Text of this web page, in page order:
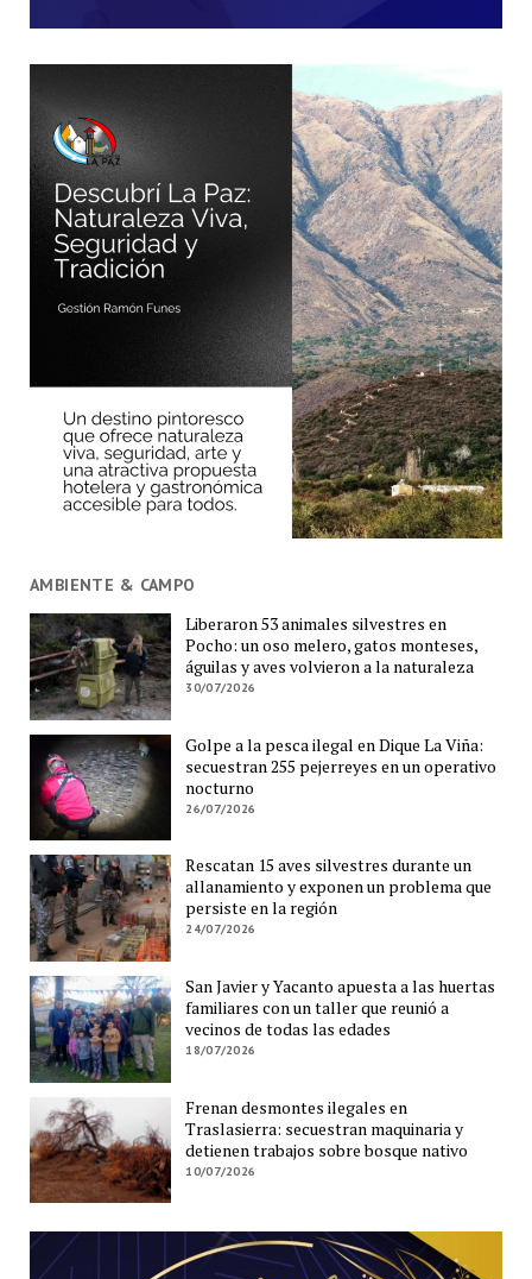
AMBIENTE & CAMPO
Liberaron 53 animales silvestres en
Pocho: un oso melero, gatos monteses,
águilas y aves volvieron a la naturaleza
30/07/2026
Golpe a la pesca ilegal en Dique La Viña:
secuestran 255 pejerreyes en un operativo
nocturno
26/07/2026
Rescatan 15 aves silvestres durante un
allanamiento y exponen un problema que
persiste en la región
24/07/2026
San Javier y Yacanto apuesta a las huertas
familiares con un taller que reunió a
vecinos de todas las edades
18/07/2026
Frenan desmontes ilegales en
Traslasierra: secuestran maquinaria y
detienen trabajos sobre bosque nativo
10/07/2026